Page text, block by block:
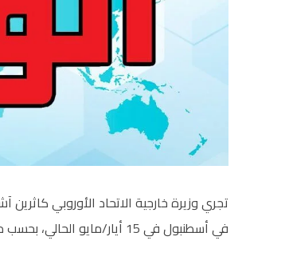
تجري وزيرة خارجية الاتحاد الأوروبي
في أسطنبول في 15 أيار/مايو الحالي، بحسب ما أعلن متحدث باسمها أمس الخميس.